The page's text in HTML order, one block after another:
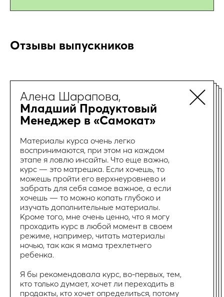
Отзывы выпускников
Алена Шарапова,
Младший Продуктовый
Менеджер в «Самокат»
Материалы курса очень легко
воспринимаются, при этом на каждом
этапе я ловлю инсайты. Что еще важно,
курс — это матрешка. Если хочешь, то
можешь пройти его верхнеуровнево и
забрать для себя самое важное, а если
хочешь — то можно копать глубоко и
изучать дополнительные материалы.
Кроме того, мне очень ценно, что я могу
проходить курс в любой момент в своем
режиме, например, читать материалы
ночью, так как я мама трехлетнего
ребенка.
Я бы рекомендовала курс, во-первых, тем,
кто только думает, хочет ли переходить в
продакты, кто хочет определиться, потому